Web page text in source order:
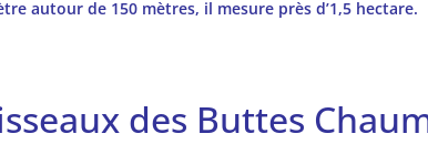
autour de 150 mètres, il mesure près d’1,5 hectare.
des Buttes